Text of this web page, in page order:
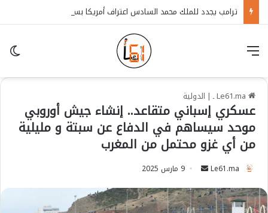
| الدولية
عسكري إسباني متقاعد.. إنشاء جيش أوروبي
موحد سيساهم في الدفاع عن سبتة و مليلية
من أي غزو محتمل من المغرب
Le61.ma
n
9 مارس 2025